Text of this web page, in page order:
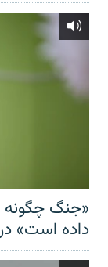
«جنگ چگونه
داده است»